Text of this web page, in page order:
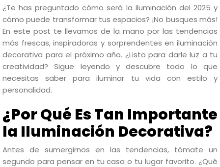
¿Te has preguntado cómo será la iluminación del 2025 y
cómo puede transformar tus espacios? ¡No busques más!
En este post te llevamos de la mano por las tendencias
más frescas, inspiradoras y sorprendentes en iluminación
decorativa para el próximo año. ¿Listo para darle luz a tu
creatividad? Sigue leyendo y descubre todo lo que
necesitas saber para iluminar tu vida con estilo y
personalidad.
¿Por Qué Es Tan Importante
la Iluminación Decorativa?
Antes de sumergirnos en las tendencias, tómate un
segundo para pensar en tu casa o tu lugar favorito. ¿Qué